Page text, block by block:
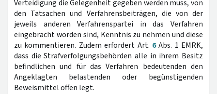
Verteidigung die Gelegenheit gegeben werden muss, von
den Tatsachen und Verfahrensbeiträgen, die von der
jeweils anderen Verfahrenspartei in das Verfahren
eingebracht worden sind, Kenntnis zu nehmen und diese
zu kommentieren. Zudem erfordert Art. 6Abs. 1 EMRK,
dass die Strafverfolgungsbehörden alle in ihrem Besitz
befindlichen und für das Verfahren bedeutenden den
Angeklagten belastenden oder begünstigenden
Beweismittel offen legt.